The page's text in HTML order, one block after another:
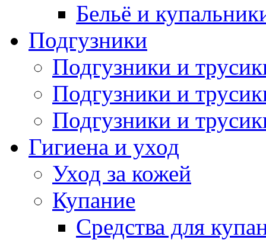
Бельё и
Подгузники
Подгузники и
Подгузники и
Подгузники и
Гигиена и уход
Уход за кожей
Купание
Средства для